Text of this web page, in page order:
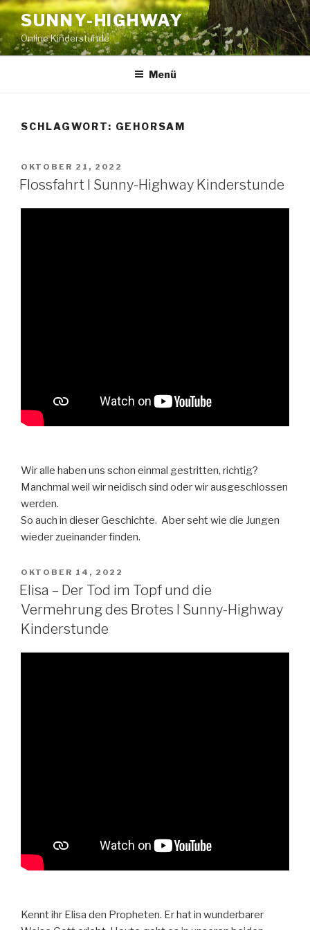
Zum
Inhalt
springen
SUNNY-HIGHWAY
Online Kinderstunde
Menü
SCHLAGWORT: GEHORSAM
VERÖFFENTLICHT
AM
OKTOBER 21, 2022
Flossfahrt I Sunny-Highway Kinderstunde
Wir alle haben uns schon einmal gestritten, richtig?
Manchmal weil wir neidisch sind oder wir ausgeschlossen
werden.
So auch in dieser Geschichte. Aber seht wie die Jungen
wieder zueinander finden.
VERÖFFENTLICHT
AM
OKTOBER 14, 2022
Elisa – Der Tod im Topf und die
Vermehrung des Brotes I Sunny-Highway
Kinderstunde
Kennt ihr Elisa den Propheten. Er hat in wunderbarer